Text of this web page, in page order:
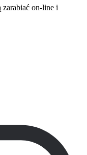
zarabiać on-line i